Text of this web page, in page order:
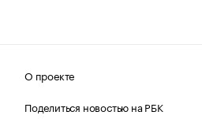
О проекте
Поделиться новостью на РБК